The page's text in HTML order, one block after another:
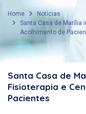
Home
Notícias
Santa Casa de Marília
Acolhimento de
Santa Casa de
Fisioterapia e
Pacientes